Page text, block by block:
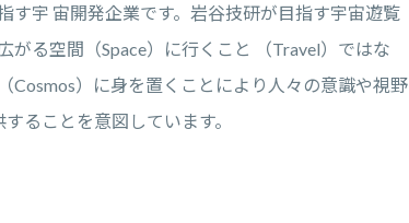
す宇 宙開発企業です。岩谷技研が目指す宇宙遊覧
がる空間（Space）に行くこと （Travel）ではな
Cosmos）に身を置くことにより人々の意識や視野
ることを意図しています。